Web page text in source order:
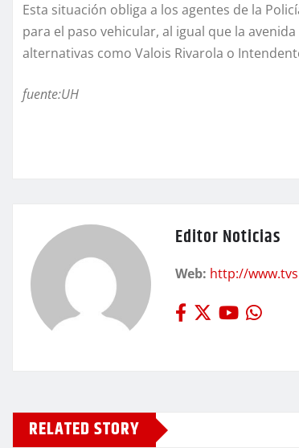
Esta situación obliga a los agentes de la
para el paso vehicular, al igual que la
alternativas como Valois Rivarola o
fuente:UH
Editor Noticias
Web: http://
RELATED STORY